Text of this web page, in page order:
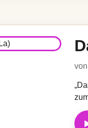
von